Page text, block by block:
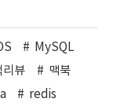
MySQL
리뷰
맥북
redis